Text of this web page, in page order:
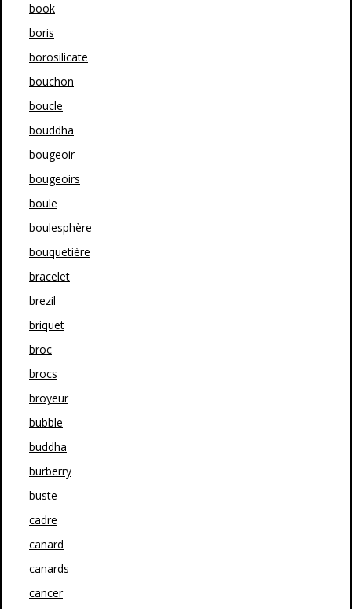
book
boris
borosilicate
bouchon
boucle
bouddha
bougeoir
bougeoirs
boule
boulesphère
bouquetière
bracelet
brezil
briquet
broc
brocs
broyeur
bubble
buddha
burberry
buste
cadre
canard
canards
cancer